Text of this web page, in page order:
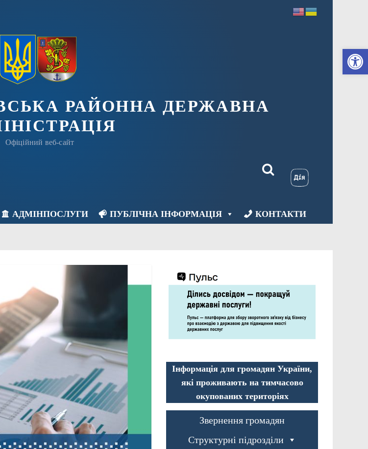
РАЙОННА ДЕРЖАВНА
Офіційний веб-сайт
АДМІНПОСЛУГИ ПУБЛІЧНА ІНФОРМАЦІЯ КОНТАКТИ
Інформація для громадян України,
які проживають на тимчасово
окупованих територіях
Звернення громадян
Структурні підрозділи